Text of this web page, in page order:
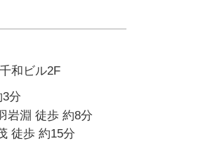
和ビル2F
分
岩淵 徒歩 約8分
徒歩 約15分